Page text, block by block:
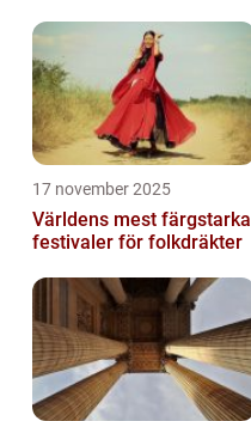
17 november 2025
Världens mest färgstarka
festivaler för folkdräkter